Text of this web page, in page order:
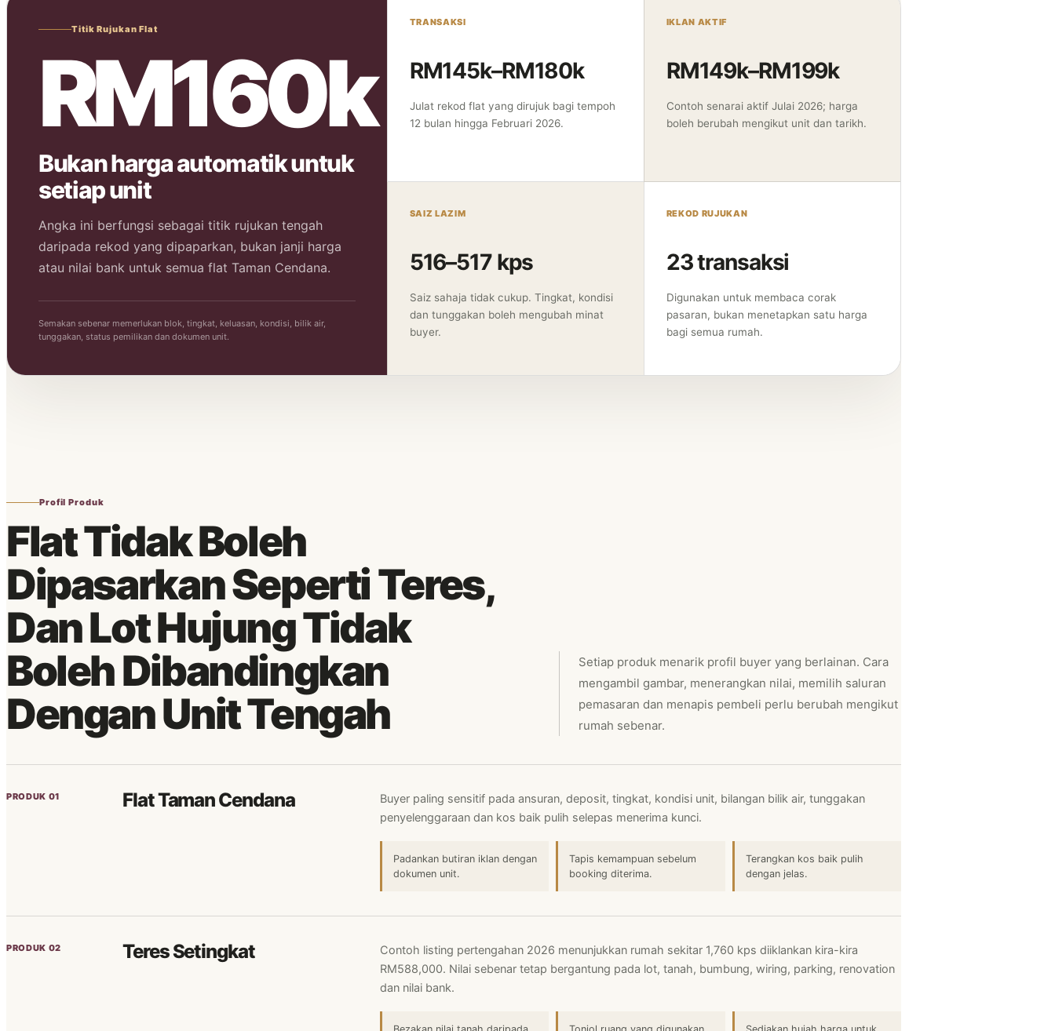
Titik Rujukan Flat
RM160k
Bukan harga automatik untuk
setiap unit
Angka ini berfungsi sebagai titik rujukan tengah
daripada rekod yang dipaparkan, bukan janji harga
atau nilai bank untuk semua flat Taman Cendana.
Semakan sebenar memerlukan blok, tingkat, keluasan, kondisi, bilik air,
tunggakan, status pemilikan dan dokumen unit.
TRANSAKSI
RM145k–RM180k
Julat rekod flat yang dirujuk bagi tempoh
12 bulan hingga Februari 2026.
IKLAN AKTIF
RM149k–RM199k
Contoh senarai aktif Julai 2026; harga
boleh berubah mengikut unit dan tarikh.
SAIZ LAZIM
516–517 kps
Saiz sahaja tidak cukup. Tingkat, kondisi
dan tunggakan boleh mengubah minat
buyer.
REKOD RUJUKAN
23 transaksi
Digunakan untuk membaca corak
pasaran, bukan menetapkan satu harga
bagi semua rumah.
Profil Produk
Flat Tidak Boleh
Dipasarkan Seperti Teres,
Dan Lot Hujung Tidak
Boleh Dibandingkan
Dengan Unit Tengah
Setiap produk menarik profil buyer yang berlainan. Cara
mengambil gambar, menerangkan nilai, memilih saluran
pemasaran dan menapis pembeli perlu berubah mengikut
rumah sebenar.
PRODUK 01 Flat Taman Cendana
Buyer paling sensitif pada ansuran, deposit, tingkat, kondisi unit, bilangan bilik air, tunggakan
penyelenggaraan dan kos baik pulih selepas menerima kunci.
Padankan butiran iklan dengan
dokumen unit.
Tapis kemampuan sebelum
booking diterima.
Terangkan kos baik pulih
dengan jelas.
PRODUK 02 Teres Setingkat
Contoh listing pertengahan 2026 menunjukkan rumah sekitar 1,760 kps diiklankan kira-kira
RM588,000. Nilai sebenar tetap bergantung pada lot, tanah, bumbung, wiring, parking, renovation
dan nilai bank.